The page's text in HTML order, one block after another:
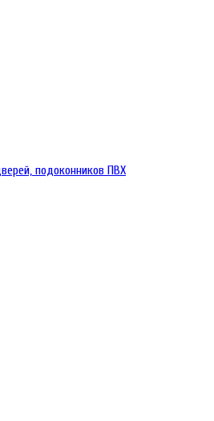
подоконников ПВХ